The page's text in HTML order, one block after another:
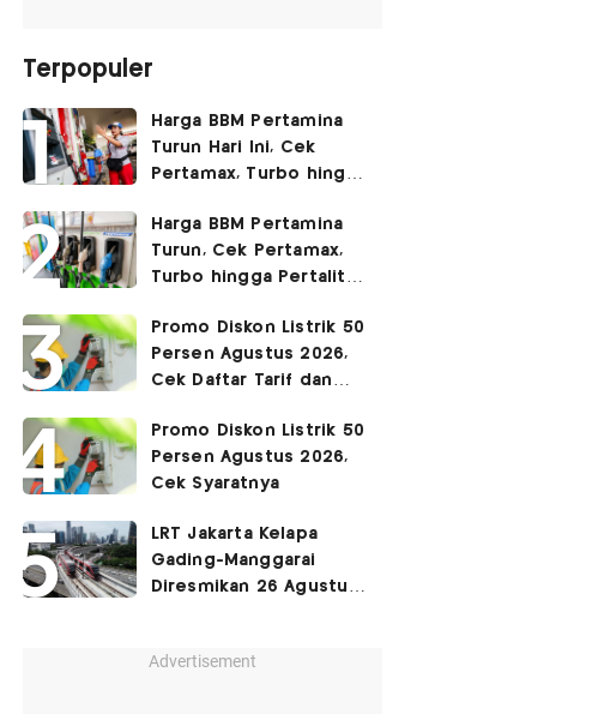
Terpopuler
Harga BBM Pertamina
Turun Hari Ini, Cek
Pertamax, Turbo hingga
2026
Harga BBM Pertamina
Turun, Cek Pertamax,
Turbo hingga Pertalite
Promo Diskon Listrik 50
Persen Agustus 2026,
Cek Daftar Tarif dan
Promo Diskon Listrik 50
Persen Agustus 2026,
Cek Syaratnya
LRT Jakarta Kelapa
Gading-Manggarai
Diresmikan 26 Agustus
Advertisement